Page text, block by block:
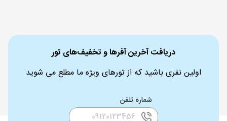
دریافت آخرین آفرها و تخفیف‌های تور
اولین نفری باشید که از تورهای ویژه ما مطلع می شوید
شماره تلفن